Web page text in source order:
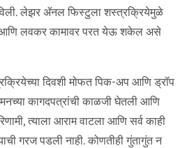
लेझर ॲनल फिस्टुला शस्त्रक्रियेमुळे
आणि लवकर कामावर परत येऊ शकेल असे
दिवशी मोफत पिक-अप आणि ड्रॉप
कागदपत्रांची काळजी घेतली आणि
त्याला आराम वाटला आणि सर्व काही
गरज पडली नाही. कोणतीही गुंतागुंत न